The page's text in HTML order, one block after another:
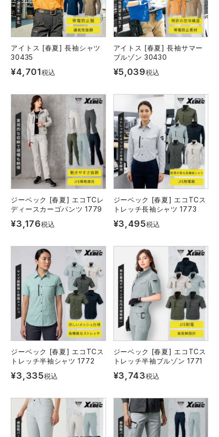
コンプレッションウェア
作業用ポロシャツ
レインウェア・カッパ
ヤッケ
作業用小物・アクセサリー
鞄・バッグ
ファン付き作業着・空調服
電熱ウェア・ヒートウェア
刺繍・プリント加工対象商品
空調服ランキング
コンプレッションウェアランキング
作業用手袋ランキング
レインウェアランキング
アイズフロンティア ランキング
TSDESIGN ランキング
コーコス ランキング
ジーベック ランキング
ネーム刺繍・プリント加工対象商品
作業着
ニット
ファン付きウェア
カジュアル
おたふく手袋 マック
住商モンブラン ボンマックス
CUP
GDジャパン カーシーカシマ
シンメン 日進ゴム
ハイパーV 丸五
ムービンカット グラディエーター
ニオイクリア タカヤ商事
サーヴォ セロリー 大阪支店
アタックベース サンエス
中塚被服 イーブンリバー
スターライト工業 東洋物産工業
福山ゴム工業 ビッグボーン商事株式会社
DIY・日曜大工作業服
飲食店ユニフォーム
清掃・ビルメンテ作業服
夜間・高視認性安全服
医療白衣・介護服
アイトス [春夏] 長袖シャツ
30435
¥4,701税込
アイトス [春夏] 長袖サマー
ブルゾン 30430
¥5,039税込
ジーベック [春夏] エコTCレ
ディースカーゴパンツ 1779
¥3,176税込
ジーベック [春夏] エコTCス
トレッチ長袖シャツ 1773
¥3,495税込
ジーベック [春夏] エコTCス
トレッチ半袖シャツ 1772
¥3,335税込
ジーベック [春夏] エコTCス
トレッチ半袖ブルゾン 1771
¥3,743税込